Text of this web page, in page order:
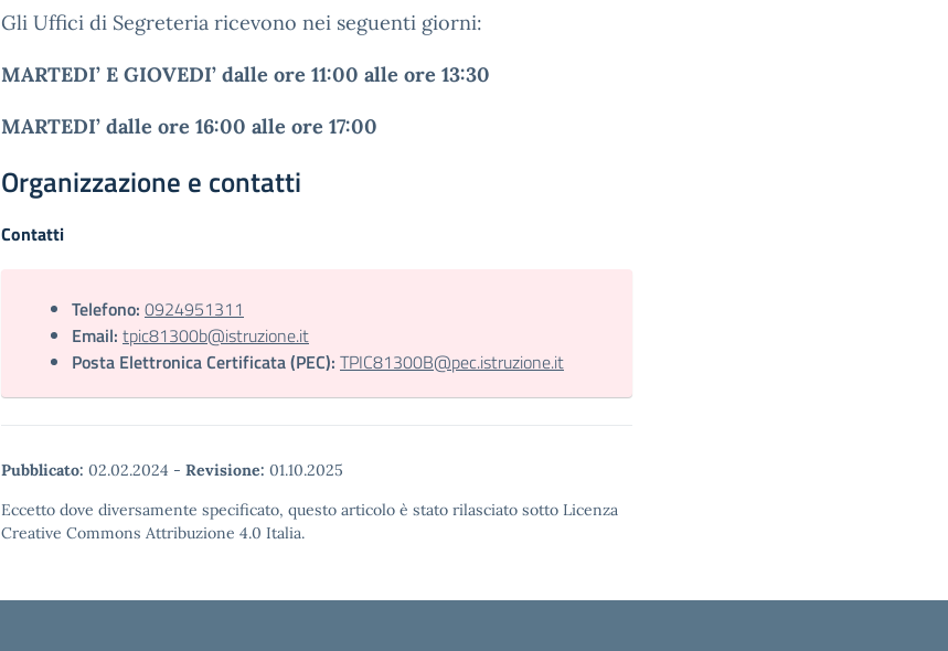
Gli Uffici di Segreteria ricevono nei seguenti giorni:
MARTEDI’ E GIOVEDI’ dalle ore 11:00 alle ore 13:30
MARTEDI’ dalle ore 16:00 alle ore 17:00
Organizzazione e contatti
Contatti
Telefono: 0924951311
Email: tpic81300b@istruzione.it
Posta Elettronica Certificata (PEC): TPIC81300B@pec.istruzione.it
Pubblicato: 02.02.2024 - Revisione: 01.10.2025
Eccetto dove diversamente specificato, questo articolo è stato rilasciato sotto Licenza
Creative Commons Attribuzione 4.0 Italia.